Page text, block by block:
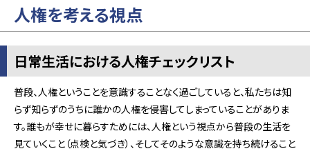
人権を考える視点
日常生活における人権チェックリスト
普段、人権ということを意識することなく過ごしていると、私たちは知
らず知らずのうちに誰かの人権を侵害してしまっていることがありま
す。誰もが幸せに暮らすためには、人権という視点から普段の生活を
見ていくこと（点検と気づき）、そしてそのような意識を持ち続けること